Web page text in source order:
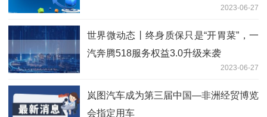
2023-06-27
世界微动态丨终身质保只是“开胃菜”，一
汽奔腾518服务权益3.0升级来袭
2023-06-27
岚图汽车成为第三届中国—非洲经贸博览
会指定用车